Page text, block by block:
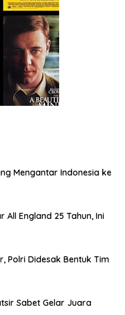
Mengantar Indonesia ke
All England 25 Tahun, Ini
Polri Didesak Bentuk Tim
Sabet Gelar Juara